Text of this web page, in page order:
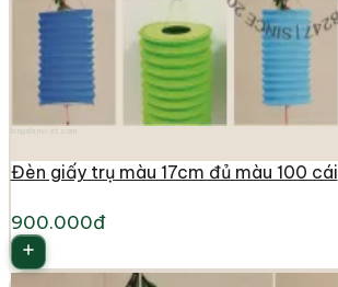
Đèn giấy trụ màu 17cm đủ màu 100 cái
900.000đ